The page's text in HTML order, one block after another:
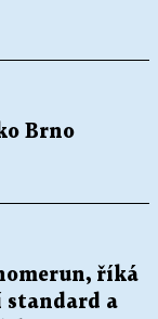
Brno
říká
standard a